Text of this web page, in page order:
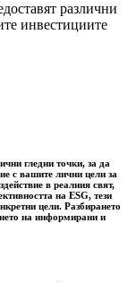
различни
инвестициите
гледни точки, за да
с вашите лични цели за
в реалния свят,
на ESG, тези
цели. Разбирането
на информирани и